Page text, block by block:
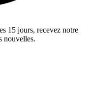
15 jours, recevez notre
nouvelles.